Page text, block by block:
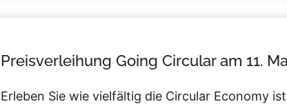
Preisverleihung Going Circular am 11.
Erleben Sie wie vielfältig die Circular Economy